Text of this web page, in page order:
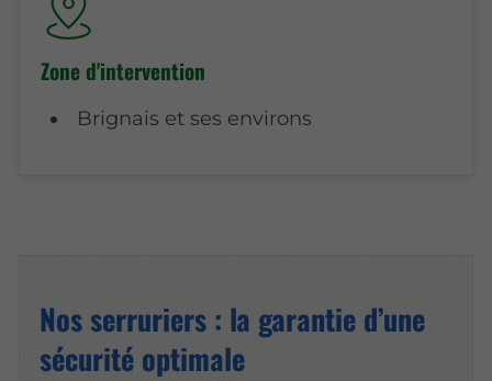
Zone d'intervention
Brignais et ses environs
Nos serruriers : la garantie d’une
sécurité optimale